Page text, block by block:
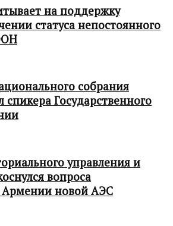
на поддержку
статуса непостоянного
собрания
Государственного
управления и
вопроса
Армении новой АЭС